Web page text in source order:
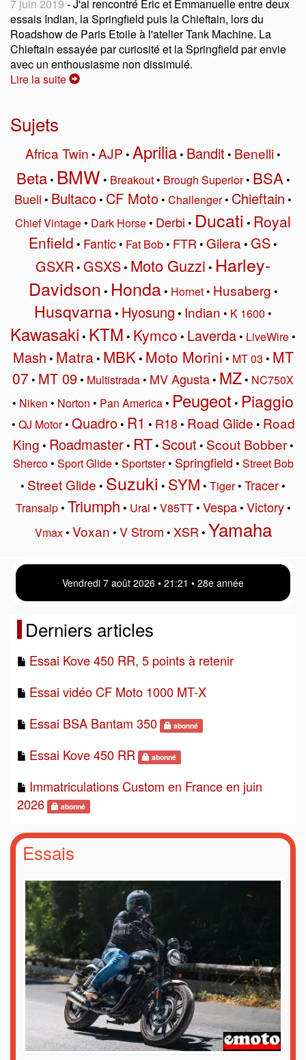
7 juin 2019 - J'ai rencontré Eric et Emmanuelle entre deux
essais Indian, la Springfield puis la Chieftain, lors du
Roadshow de Paris Etoile à l'atelier Tank Machine. La
Chieftain essayée par curiosité et la Springfield par envie
avec un enthousiasme non dissimulé.
Lire la suite
Sujets
Africa Twin • AJP • Aprilia• Bandit • Benelli•
Beta• BMW • Breakout• Brough Superior• BSA•
Buell • Bultaco• CF Moto• Challenger• Chieftain •
Chief Vintage• Dark Horse• Derbi • Ducati • Royal
Enfield • Fantic• Fat Bob• FTR• Gilera • GS•
GSXR• GSXS• Moto Guzzi • Harley-
Davidson • Honda• Hornet• Husaberg •
Husqvarna• Hyosung • Indian • K 1600 •
Kawasaki • KTM • Kymco • Laverda• LiveWire•
Mash • Matra• MBK• Moto Morini • MT 03 • MT
07 • MT 09• Multistrada• MV Agusta• MZ• NC750X
• Niken • Norton • Pan America• Peugeot • Piaggio
• QJ Motor• Quadro• R1 • R18• Road Glide • Road
King • Roadmaster• RT• Scout • Scout Bobber•
Sherco• Sport Glide• Sportster• Springfield • Street Bob
• Street Glide • Suzuki • SYM • Tiger• Tracer•
Transalp• Triumph • Ural • V85TT• Vespa• Victory•
Vmax• Voxan • V Strom • XSR• Yamaha
Vendredi 7 août 2026 • 21:21 • 28e année
Derniers articles
Essai Kove 450 RR, 5 points à retenir
Essai vidéo CF Moto 1000 MT-X
Essai BSA Bantam 350
abonné
Essai Kove 450 RR abonné
Immatriculations Custom en France en juin
2026
abonné
Essais